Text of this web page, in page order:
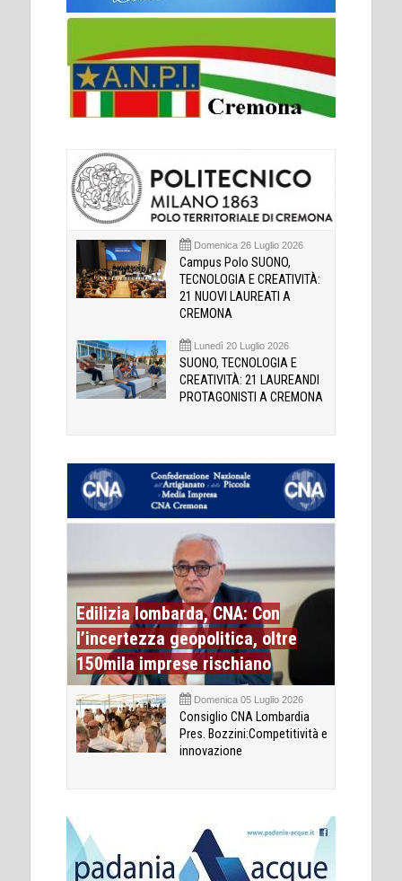
Domenica 26 Luglio 2026
Campus Polo SUONO,
TECNOLOGIA E CREATIVITÀ:
21 NUOVI LAUREATI A
CREMONA
Lunedì 20 Luglio 2026
SUONO, TECNOLOGIA E
CREATIVITÀ: 21 LAUREANDI
PROTAGONISTI A CREMONA
Edilizia lombarda, CNA: Con
l’incertezza geopolitica, oltre
150mila imprese rischiano
Domenica 05 Luglio 2026
Consiglio CNA Lombardia
Pres. Bozzini:Competitività e
innovazione